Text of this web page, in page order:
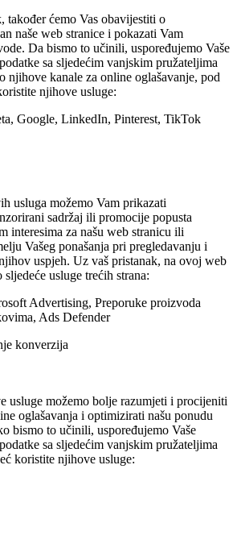
također ćemo Vas obavijestiti o
naše web stranice i pokazati Vam
Da bismo to učinili, uspoređujemo Vaše
sa sljedećim vanjskim pružateljima
njihove kanale za online oglašavanje, pod
njihove usluge:
Google, LinkedIn, Pinterest, TikTok
usluga možemo Vam prikazati
sadržaj ili promocije popusta
interesima za našu web stranicu ili
Vašeg ponašanja pri pregledavanju i
uspjeh. Uz vaš pristanak, na ovoj web
usluge trećih strana:
Advertising, Preporuke proizvoda
Ads Defender
konverzija
usluge možemo bolje razumjeti i procijeniti
oglašavanja i optimizirati našu ponudu
bismo to učinili, uspoređujemo Vaše
sa sljedećim vanjskim pružateljima
koristite njihove usluge: